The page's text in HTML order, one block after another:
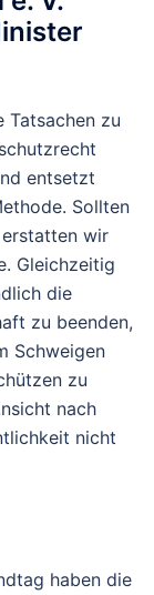
zu
entsetzt
Sollten
wir
Gleichzeitig
die
zu beenden,
Schweigen
zu
nach
nicht
haben die